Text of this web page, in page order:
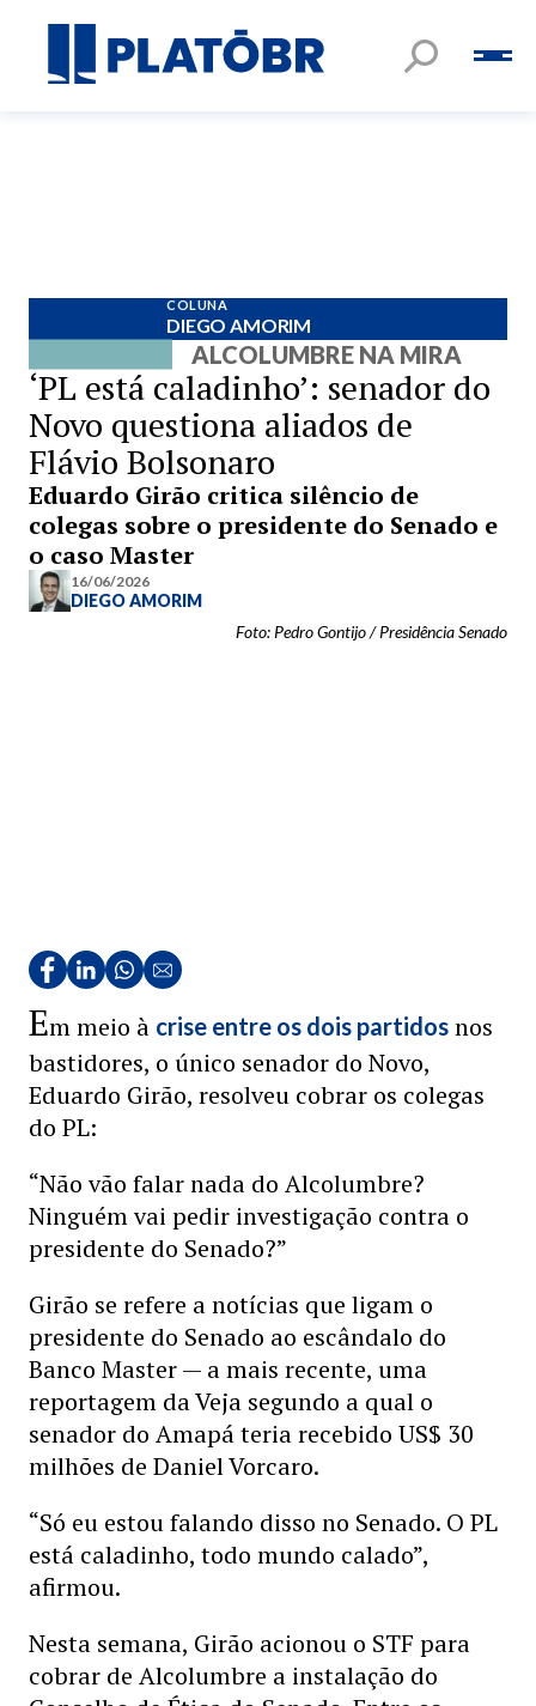
COLUNA
DIEGO AMORIM
ALCOLUMBRE NA MIRA
‘PL está caladinho’: senador do
Novo questiona aliados de
Flávio Bolsonaro
Eduardo Girão critica silêncio de
colegas sobre o presidente do Senado e
o caso Master
16/06/2026
DIEGO AMORIM
Foto: Pedro Gontijo / Presidência Senado
Em meio à crise entre os dois partidos nos
bastidores, o único senador do Novo,
Eduardo Girão, resolveu cobrar os colegas
do PL:
“Não vão falar nada do Alcolumbre?
Ninguém vai pedir investigação contra o
presidente do Senado?”
Girão se refere a notícias que ligam o
presidente do Senado ao escândalo do
Banco Master — a mais recente, uma
reportagem da Veja segundo a qual o
senador do Amapá teria recebido US$ 30
milhões de Daniel Vorcaro.
“Só eu estou falando disso no Senado. O PL
está caladinho, todo mundo calado”,
afirmou.
Nesta semana, Girão acionou o STF para
cobrar de Alcolumbre a instalação do